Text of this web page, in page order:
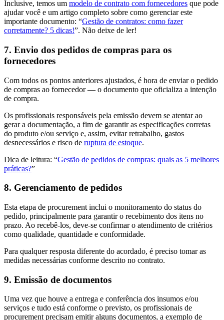
Inclusive, temos um modelo de contrato com fornecedores que pode
ajudar você e um artigo completo sobre como gerenciar este
importante documento: “Gestão de contratos: como fazer
corretamente? 5 dicas!”. Não deixe de ler!
7. Envio dos pedidos de compras para os
fornecedores
Com todos os pontos anteriores ajustados, é hora de enviar o pedido
de compras ao fornecedor — o documento que oficializa a intenção
de compra.
Os profissionais responsáveis pela emissão devem se atentar ao
gerar a documentação, a fim de garantir as especificações corretas
do produto e/ou serviço e, assim, evitar retrabalho, gastos
desnecessários e risco de ruptura de estoque.
Dica de leitura: “Gestão de pedidos de compras: quais as 5 melhores
práticas?”
8. Gerenciamento de pedidos
Esta etapa de procurement inclui o monitoramento do status do
pedido, principalmente para garantir o recebimento dos itens no
prazo. Ao recebê-los, deve-se confirmar o atendimento de critérios
como qualidade, quantidade e conformidade.
Para qualquer resposta diferente do acordado, é preciso tomar as
medidas necessárias conforme descrito no contrato.
9. Emissão de documentos
Uma vez que houve a entrega e conferência dos insumos e/ou
serviços e tudo está conforme o previsto, os profissionais de
procurement precisam emitir alguns documentos, a exemplo de